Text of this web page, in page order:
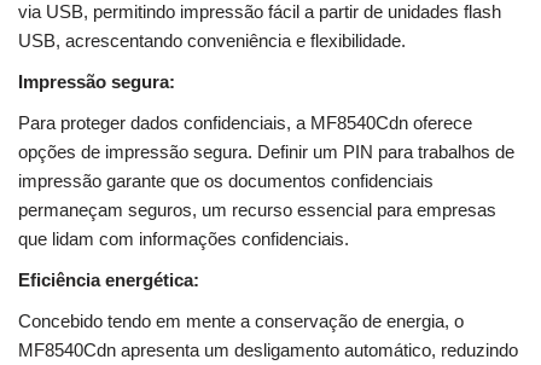
via USB, permitindo impressão fácil a partir de unidades flash
USB, acrescentando conveniência e flexibilidade.
Impressão segura:
Para proteger dados confidenciais, a MF8540Cdn oferece
opções de impressão segura. Definir um PIN para trabalhos de
impressão garante que os documentos confidenciais
permaneçam seguros, um recurso essencial para empresas
que lidam com informações confidenciais.
Eficiência energética:
Concebido tendo em mente a conservação de energia, o
MF8540Cdn apresenta um desligamento automático, reduzindo